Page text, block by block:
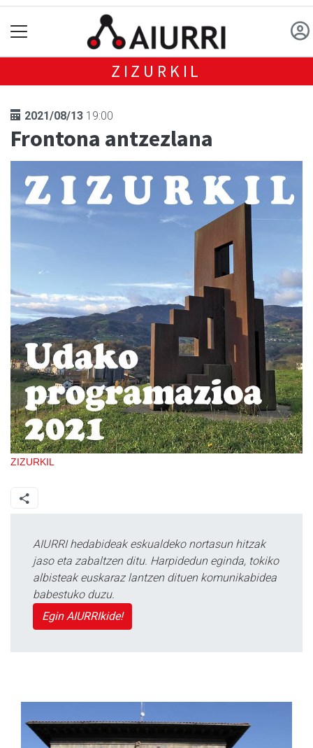
ZIZURKIL
2021/08/13 19:00
Frontona antzezlana
ZIZURKIL
AIURRI hedabideak eskualdeko nortasun hitzak
jaso eta zabaltzen ditu. Harpidedun eginda, tokiko
albisteak euskaraz lantzen dituen komunikabidea
babestuko duzu.
Egin AIURRIkide!